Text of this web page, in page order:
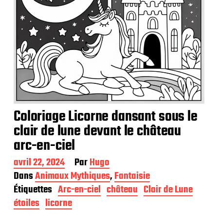
Coloriage Licorne dansant sous le
clair de lune devant le château
arc-en-ciel
D
a
t
e
d
e
avril 22, 2024 ParHugo
DansAnimaux Mythiques,Fantaisie
Étiquettes Arc-en-ciel château Clair de Lune
étoiles licorne